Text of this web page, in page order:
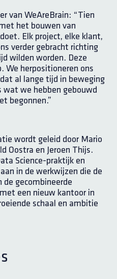
van WeAreBrain: “Tien
het bouwen van
Elk project, elke klant,
verder gebracht richting
wilden worden. Deze
We herpositioneren ons
al lange tijd in beweging
wat we hebben gebouwd
begonnen.”
wordt geleid door Mario
Oostra en Jeroen Thijs.
Science-praktijk en
in de werkwijzen die de
de gecombineerde
een nieuw kantoor in
schaal en ambitie